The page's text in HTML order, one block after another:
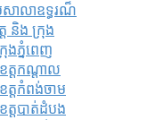
សាលាឧទ្ធរណ៏
និង ក្រុង
ងភ្នំពេញ
ត្តកណ្តាល
ត្តកំពង់ចាម
ត្តបាត់ដំបង